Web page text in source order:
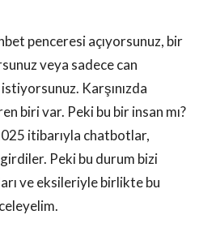
penceresi açıyorsunuz, bir
veya sadece can
Karşınızda
biri var. Peki bu bir insan mı?
itibarıyla chatbotlar,
girdiler. Peki bu durum bizi
ve eksileriyle birlikte bu